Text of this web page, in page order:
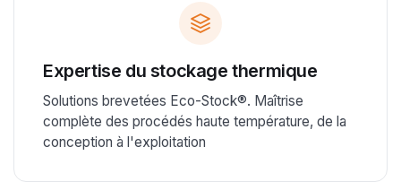
Expertise du stockage thermique
Solutions brevetées Eco-Stock®. Maîtrise
complète des procédés haute température, de la
conception à l'exploitation